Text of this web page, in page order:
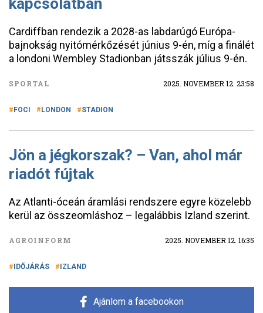
kapcsolatban
Cardiffban rendezik a 2028-as labdarúgó Európa-
bajnokság nyitómérkőzését június 9-én, míg a finálét
a londoni Wembley Stadionban játsszák július 9-én.
SPORTAL 2025. NOVEMBER 12. 23:58
FOCI LONDON STADION
Jön a jégkorszak? – Van, ahol már
riadót fújtak
Az Atlanti-óceán áramlási rendszere egyre közelebb
kerül az összeomláshoz – legalábbis Izland szerint.
AGROINFORM 2025. NOVEMBER 12. 16:35
IDŐJÁRÁS IZLAND
Ajánlom a facebookon